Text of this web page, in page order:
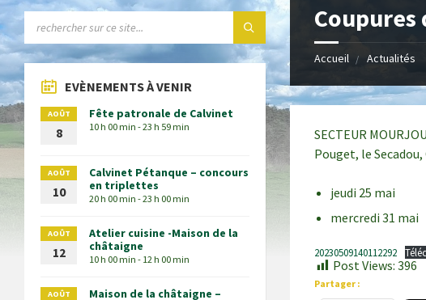
Accueil Actualités
SECTEUR
Pouget, le Secadou,
jeudi 25 mai
mercredi 31 mai
20230509140112292
Post Views: 396
Partager :
EVÈNEMENTS À VENIR
AOÛT
8
Fête patronale de Calvinet
10 h 00 min - 23 h 59 min
AOÛT
10
Calvinet Pétanque – concours
en triplettes
20 h 00 min - 23 h 00 min
AOÛT
12
Atelier cuisine -Maison de la
châtaigne
10 h 00 min - 12 h 00 min
AOÛT
Maison de la châtaigne –